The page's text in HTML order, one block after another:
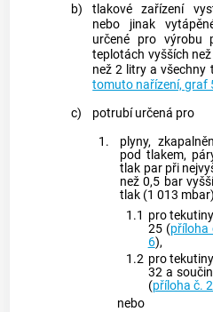
b)
tlakové zařízení
nebo jinak
určené pro výrobu
teplotách vyšších
než 2 litry a všechny
tomuto nařízení, graf
c)
potrubí určená pro
1.
plyny,
pod tlakem,
tlak par při
než 0,5 bar
tlak (1 013
1.1 pro
25 (příloha
6),
1.2 pro
32 a
(příloha č.
nebo